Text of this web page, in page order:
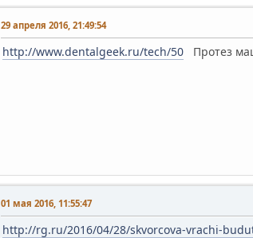
29 апреля 2016, 21:49:54
http://www.dentalgeek.ru/tech/50 Протез
01 мая 2016, 11:55:47
http://rg.ru/2016/04/28/skvorcova-vrachi-